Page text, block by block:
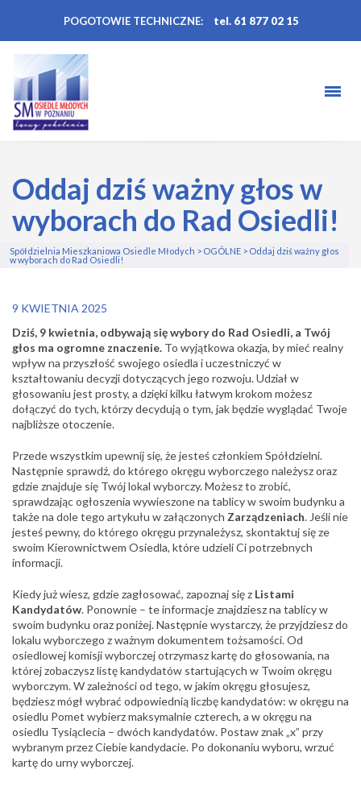
POGOTOWIE TECHNICZNE: tel. 61 877 02 15
Oddaj dziś ważny głos w
wyborach do Rad Osiedli!
Spółdzielnia Mieszkaniowa Osiedle Młodych > OGÓLNE > Oddaj dziś ważny głos
w wyborach do Rad Osiedli!
9 KWIETNIA 2025
Dziś, 9 kwietnia, odbywają się wybory do Rad Osiedli, a Twój
głos ma ogromne znaczenie. To wyjątkowa okazja, by mieć realny
wpływ na przyszłość swojego osiedla i uczestniczyć w
kształtowaniu decyzji dotyczących jego rozwoju. Udział w
głosowaniu jest prosty, a dzięki kilku łatwym krokom możesz
dołączyć do tych, którzy decydują o tym, jak będzie wyglądać Twoje
najbliższe otoczenie.
Przede wszystkim upewnij się, że jesteś członkiem Spółdzielni.
Następnie sprawdź, do którego okręgu wyborczego należysz oraz
gdzie znajduje się Twój lokal wyborczy. Możesz to zrobić,
sprawdzając ogłoszenia wywieszone na tablicy w swoim budynku a
także na dole tego artykułu w załączonych Zarządzeniach. Jeśli nie
jesteś pewny, do którego okręgu przynależysz, skontaktuj się ze
swoim Kierownictwem Osiedla, które udzieli Ci potrzebnych
informacji.
Kiedy już wiesz, gdzie zagłosować, zapoznaj się z Listami
Kandydatów. Ponownie – te informacje znajdziesz na tablicy w
swoim budynku oraz poniżej. Następnie wystarczy, że przyjdziesz do
lokalu wyborczego z ważnym dokumentem tożsamości. Od
osiedlowej komisji wyborczej otrzymasz kartę do głosowania, na
której zobaczysz listę kandydatów startujących w Twoim okręgu
wyborczym. W zależności od tego, w jakim okręgu głosujesz,
będziesz mógł wybrać odpowiednią liczbę kandydatów: w okręgu na
osiedlu Pomet wybierz maksymalnie czterech, a w okręgu na
osiedlu Tysiąclecia – dwóch kandydatów. Postaw znak „x” przy
wybranym przez Ciebie kandydacie. Po dokonaniu wyboru, wrzuć
kartę do urny wyborczej.